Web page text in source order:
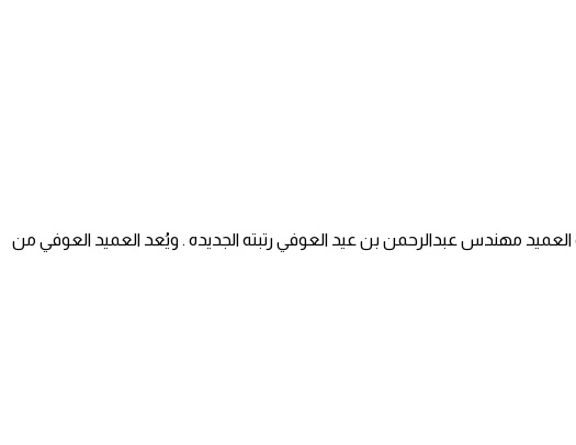
العميد مهندس عبدالرحمن بن عيد العوفي رتبته الجديده . ويُعد العميد العوفي من